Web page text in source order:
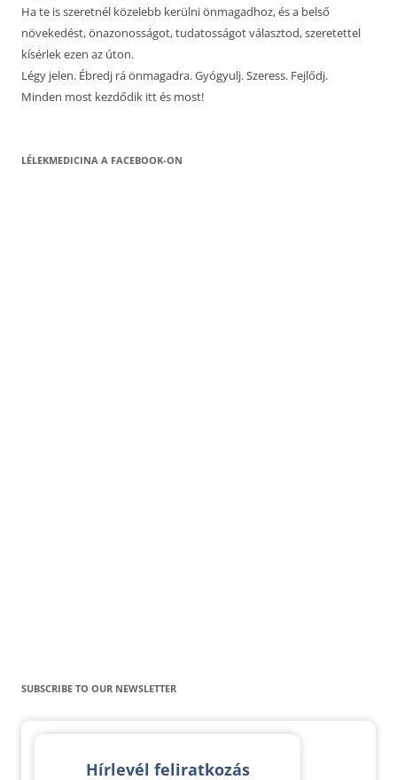
Ha te is szeretnél közelebb kerülni önmagadhoz, és a belső
növekedést, önazonosságot, tudatosságot választod, szeretettel
kísérlek ezen az úton.
Légy jelen. Ébredj rá önmagadra. Gyógyulj. Szeress. Fejlődj.
Minden most kezdődik itt és most!
LÉLEKMEDICINA A FACEBOOK-ON
SUBSCRIBE TO OUR NEWSLETTER
Hírlevél feliratkozás